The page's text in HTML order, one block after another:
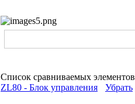
Список сравниваемых элементов
ZL80 - Блок управления
Убрать